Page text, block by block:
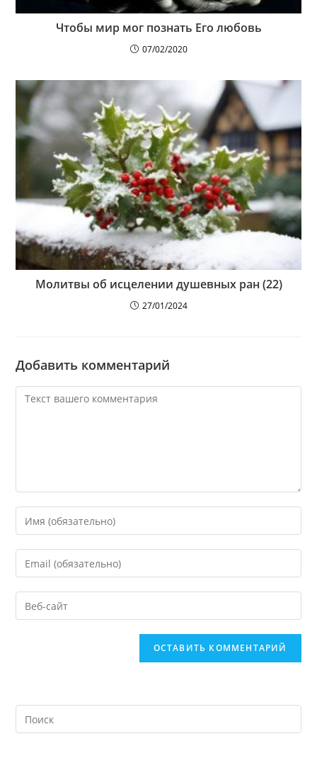
Чтобы мир мог познать Его любовь
07/02/2020
Молитвы об исцелении душевных ран (22)
27/01/2024
Добавить комментарий